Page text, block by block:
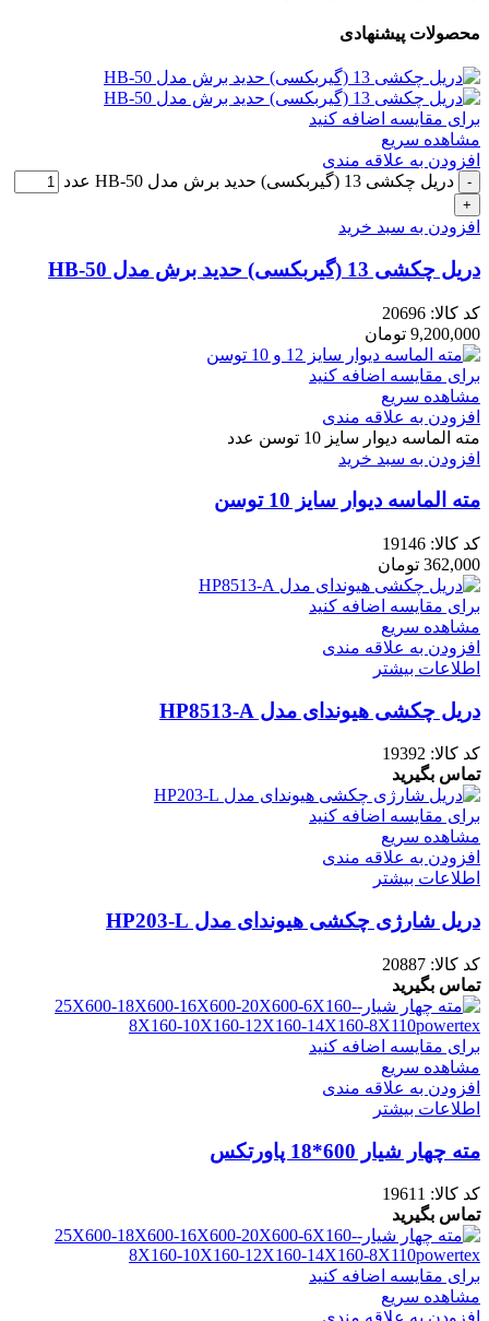
محصولات پیشنهادی
برای مقایسه اضافه کنید
مشاهده سریع
افزودن به علاقه مندی
دریل چکشی 13 (گیربکسی) حدید برش مدل HB-50 عدد
افزودن به سبد خرید
دریل چکشی 13 (گیربکسی) حدید برش مدل HB-50
کد کالا: 20696
9,200,000 تومان
برای مقایسه اضافه کنید
مشاهده سریع
افزودن به علاقه مندی
مته الماسه دیوار سایز 10 توسن عدد
افزودن به سبد خرید
مته الماسه دیوار سایز 10 توسن
کد کالا: 19146
362,000 تومان
برای مقایسه اضافه کنید
مشاهده سریع
افزودن به علاقه مندی
اطلاعات بیشتر
دریل چکشی هیوندای مدل HP8513-A
کد کالا: 19392
تماس بگیرید
برای مقایسه اضافه کنید
مشاهده سریع
افزودن به علاقه مندی
اطلاعات بیشتر
دریل شارژی چکشی هیوندای مدل HP203-L
کد کالا: 20887
تماس بگیرید
برای مقایسه اضافه کنید
مشاهده سریع
افزودن به علاقه مندی
اطلاعات بیشتر
مته چهار شیار 600*18 پاورتکس
کد کالا: 19611
تماس بگیرید
برای مقایسه اضافه کنید
مشاهده سریع